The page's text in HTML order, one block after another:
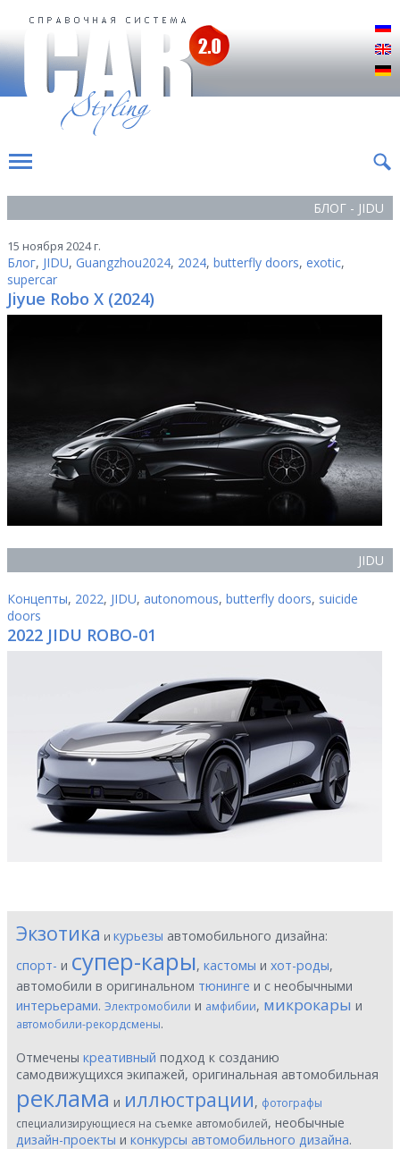
БЛОГ - JIDU
15 ноября 2024 г.
Блог, JIDU, Guangzhou2024, 2024, butterfly doors, exotic,
supercar
Jiyue Robo X (2024)
JIDU
Концепты, 2022, JIDU, autonomous, butterfly doors, suicide
doors
2022 JIDU ROBO-01
Экзотика и курьезы автомобильного дизайна:
спорт- и супер-кары, кастомы и хот-роды,
автомобили в оригинальном тюнинге и с необычными
интерьерами. Электромобили и амфибии, микрокары и
автомобили-рекордсмены.
Отмечены креативный подход к созданию
самодвижущихся экипажей, оригинальная автомобильная
реклама и иллюстрации, фотографы
специализирующиеся на съемке автомобилей, необычные
дизайн-проекты и конкурсы автомобильного дизайна.